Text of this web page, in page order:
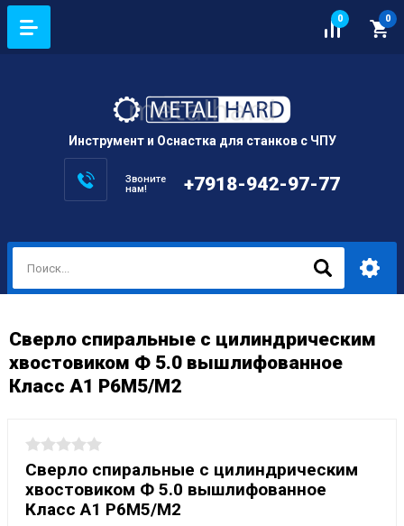
0 0
Инструмент и Оснастка для станков с ЧПУ
Звоните
нам!
+7918-942-97-77
Сверло спиральные с цилиндрическим
хвостовиком Ф 5.0 вышлифованное
Класс А1 Р6М5/М2
Сверло спиральные с цилиндрическим
хвостовиком Ф 5.0 вышлифованное
Класс А1 Р6М5/М2